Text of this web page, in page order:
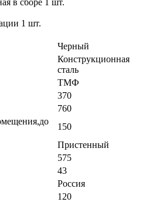
1 шт.
Черный
Конструкционная
сталь
ТМФ
370
760
150
Пристенный
575
43
Россия
120